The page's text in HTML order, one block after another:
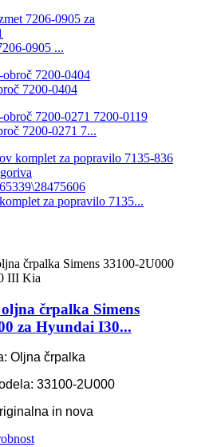
0905 ...
7200-0404
7200-0271 7...
za popravilo 7135...
črpalka Simens
za Hyundai I30...
Oljna črpalka
33100-2U000
in nova